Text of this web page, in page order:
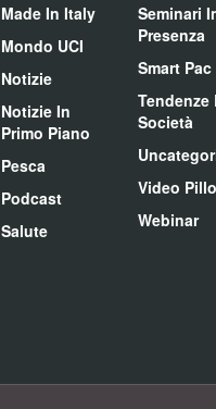
Made In Italy
Mondo UCI
Notizie
Notizie In
Primo Piano
Pesca
Podcast
Salute
Seminari
Presenza
Smart Pac
Tendenze
Società
Video
Webinar